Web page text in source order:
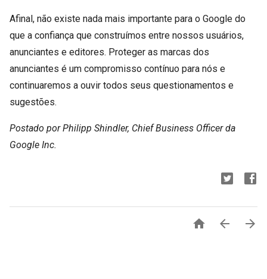
Afinal, não existe nada mais importante para o Google do
que a confiança que construímos entre nossos usuários,
anunciantes e editores. Proteger as marcas dos
anunciantes é um compromisso contínuo para nós e
continuaremos a ouvir todos seus questionamentos e
sugestões.
Postado por Philipp Shindler, Chief Business Officer da
Google Inc.
  